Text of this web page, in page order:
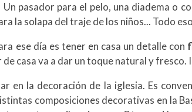
Un pasador para el pelo, una diadema o
la solapa del traje de los niños... Todo
ese día es tener en casa un detalle con
de casa va a dar un toque natural y
en la decoración de la iglesia. Es
composiciones decorativas en la